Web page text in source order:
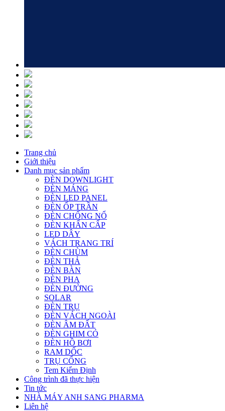
Trang chủ
Giới thiệu
Danh mục sản phẩm
ĐÈN DOWNLIGHT
ĐÈN MÁNG
ĐÈN LED PANEL
ĐÈN ỐP TRẦN
ĐÈN CHỐNG NỔ
ĐÈN KHẨN CẤP
LED DÂY
VÁCH TRANG TRÍ
ĐÈN CHÙM
ĐÈN THẢ
ĐÈN BÀN
ĐÈN PHA
ĐÈN ĐƯỜNG
SOLAR
ĐÈN TRỤ
ĐÈN VÁCH NGOÀI
ĐÈN ÂM ĐẤT
ĐÈN GHIM CỎ
ĐÈN HỒ BƠI
RAM DỐC
TRỤ CỔNG
Tem Kiểm Định
Công trình đã thực hiện
Tin tức
NHÀ MÁY ANH SANG PHARMA
Liên hệ